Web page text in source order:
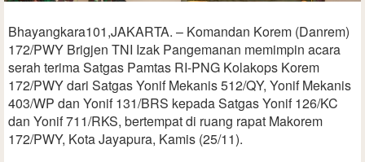
Bhayangkara101,JAKARTA. – Komandan Korem (Danrem)
172/PWY Brigjen TNI Izak Pangemanan memimpin acara
serah terima Satgas Pamtas RI-PNG Kolakops Korem
172/PWY dari Satgas Yonif Mekanis 512/QY, Yonif Mekanis
403/WP dan Yonif 131/BRS kepada Satgas Yonif 126/KC
dan Yonif 711/RKS, bertempat di ruang rapat Makorem
172/PWY, Kota Jayapura, Kamis (25/11).